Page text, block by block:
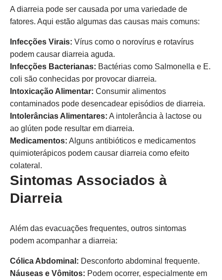
A diarreia pode ser causada por uma variedade de
fatores. Aqui estão algumas das causas mais comuns:
Infecções Virais: Vírus como o norovírus e rotavírus
podem causar diarreia aguda.
Infecções Bacterianas: Bactérias como Salmonella e E.
coli são conhecidas por provocar diarreia.
Intoxicação Alimentar: Consumir alimentos
contaminados pode desencadear episódios de diarreia.
Intolerâncias Alimentares: A intolerância à lactose ou
ao glúten pode resultar em diarreia.
Medicamentos: Alguns antibióticos e medicamentos
quimioterápicos podem causar diarreia como efeito
colateral.
Sintomas Associados à
Diarreia
Além das evacuações frequentes, outros sintomas
podem acompanhar a diarreia:
Cólica Abdominal: Desconforto abdominal frequente.
Náuseas e Vômitos: Podem ocorrer, especialmente em